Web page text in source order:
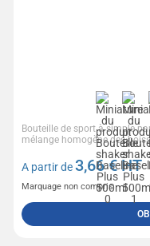
Bouteille de sport à simple
mélange homogène des
A partir de3,66€ HT
Marquage non compris